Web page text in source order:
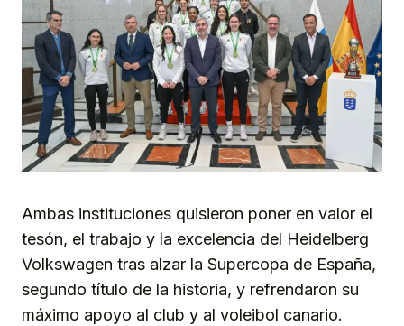
Ambas instituciones quisieron poner en valor el
tesón, el trabajo y la excelencia del Heidelberg
Volkswagen tras alzar la Supercopa de España,
segundo título de la historia, y refrendaron su
máximo apoyo al club y al voleibol canario.